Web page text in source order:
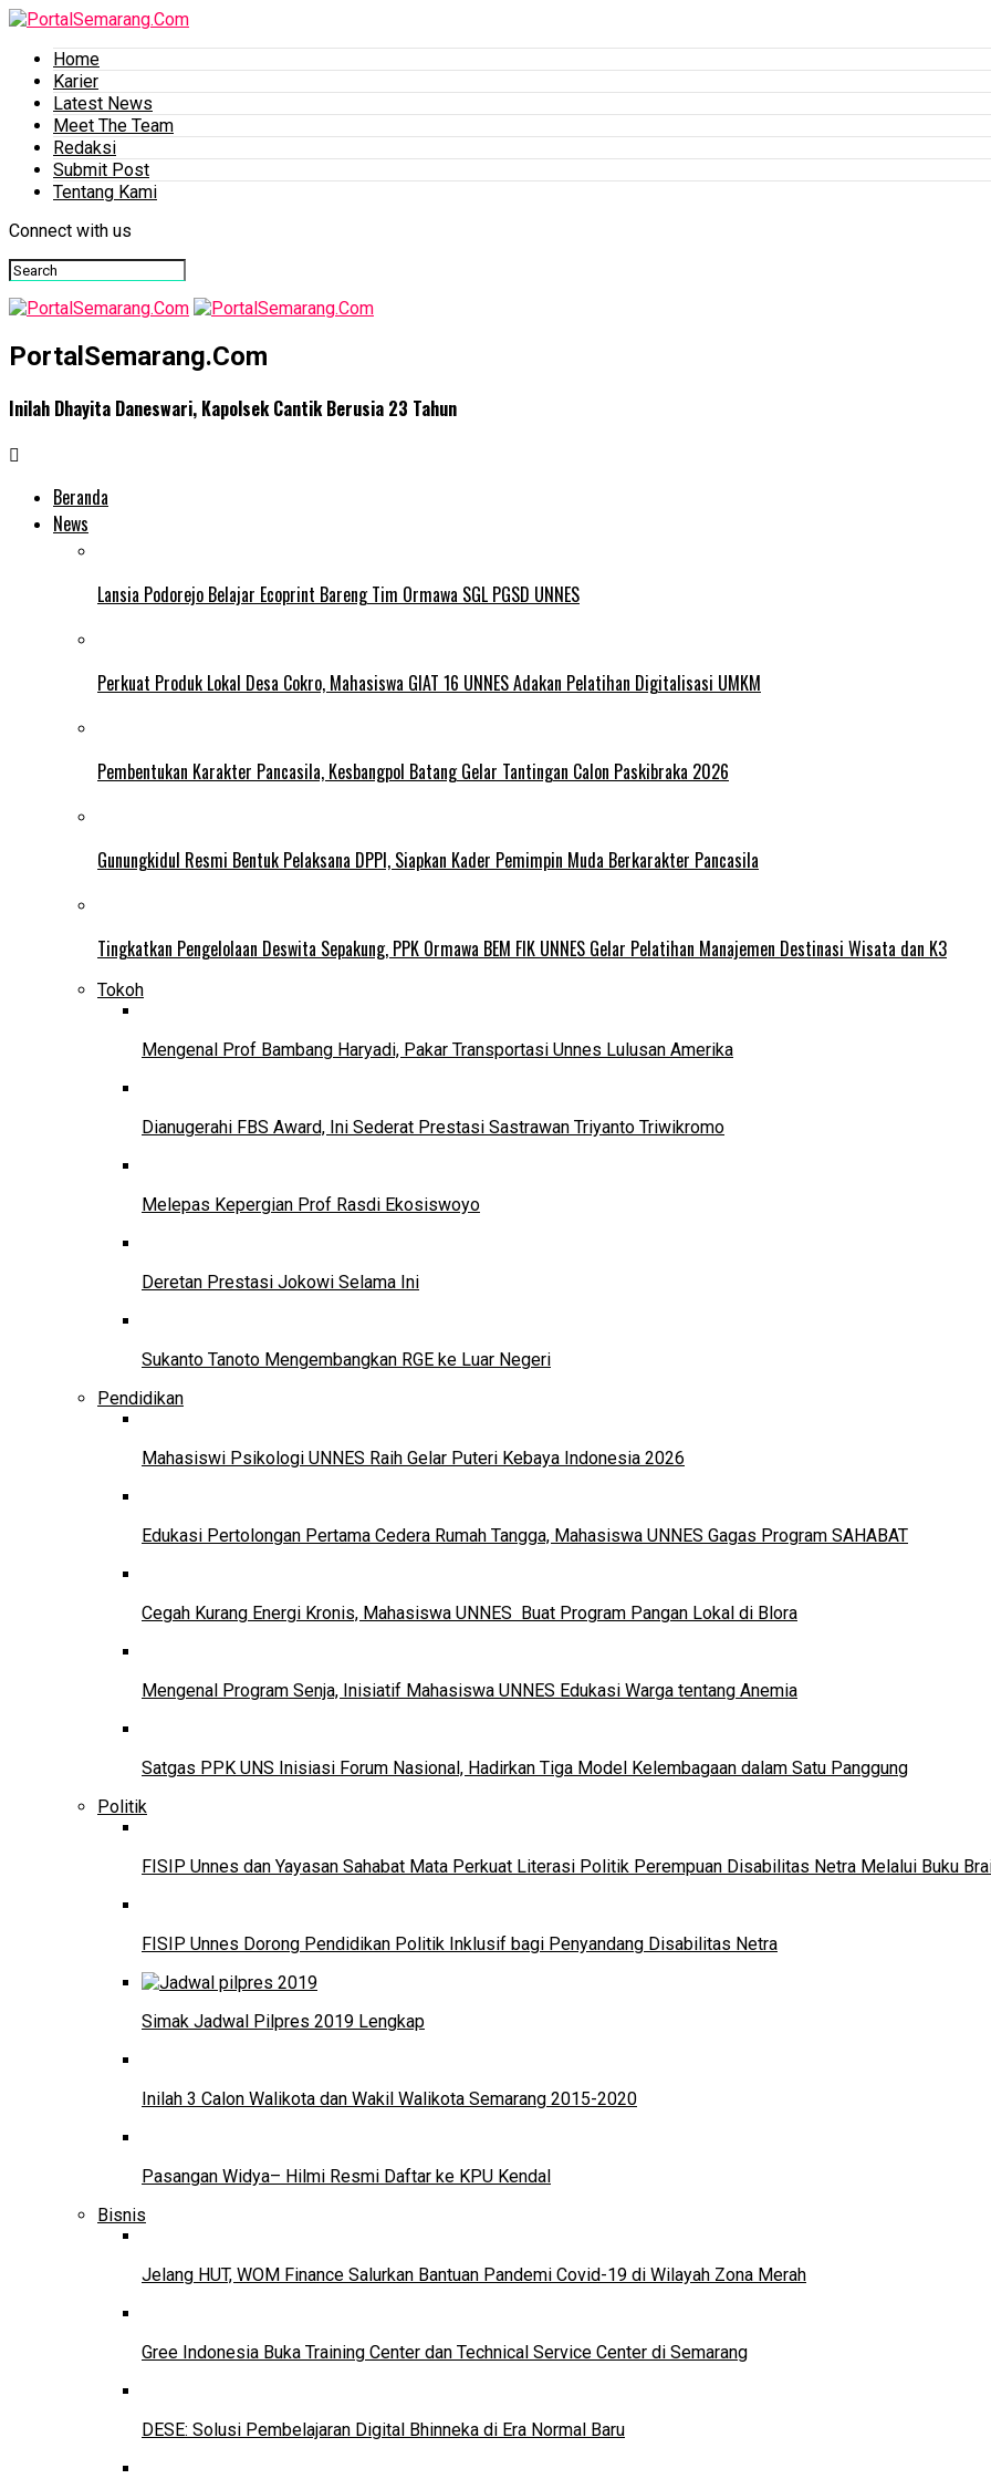
Home
Karier
Latest News
Meet The Team
Redaksi
Submit Post
Tentang Kami
Connect with us
PortalSemarang.Com
Inilah Dhayita Daneswari, Kapolsek Cantik Berusia 23 Tahun
Beranda
News
Lansia Podorejo Belajar Ecoprint Bareng Tim Ormawa SGL PGSD UNNES
Perkuat Produk Lokal Desa Cokro, Mahasiswa GIAT 16 UNNES Adakan Pelatihan Digitalisasi UMKM
Pembentukan Karakter Pancasila, Kesbangpol Batang Gelar Tantingan Calon Paskibraka 2026
Gunungkidul Resmi Bentuk Pelaksana DPPI, Siapkan Kader Pemimpin Muda Berkarakter Pancasila
Tingkatkan Pengelolaan Deswita Sepakung, PPK Ormawa BEM FIK UNNES Gelar Pelatihan Manajemen Destinasi Wisata dan K3
Tokoh
Mengenal Prof Bambang Haryadi, Pakar Transportasi Unnes Lulusan Amerika
Dianugerahi FBS Award, Ini Sederat Prestasi Sastrawan Triyanto Triwikromo
Melepas Kepergian Prof Rasdi Ekosiswoyo
Deretan Prestasi Jokowi Selama Ini
Sukanto Tanoto Mengembangkan RGE ke Luar Negeri
Pendidikan
Mahasiswi Psikologi UNNES Raih Gelar Puteri Kebaya Indonesia 2026
Edukasi Pertolongan Pertama Cedera Rumah Tangga, Mahasiswa UNNES Gagas Program SAHABAT
Cegah Kurang Energi Kronis, Mahasiswa UNNES Buat Program Pangan Lokal di Blora
Mengenal Program Senja, Inisiatif Mahasiswa UNNES Edukasi Warga tentang Anemia
Satgas PPK UNS Inisiasi Forum Nasional, Hadirkan Tiga Model Kelembagaan dalam Satu Panggung
Politik
FISIP Unnes dan Yayasan Sahabat Mata Perkuat Literasi Politik Perempuan Disabilitas Netra Melalui Buku
FISIP Unnes Dorong Pendidikan Politik Inklusif bagi Penyandang Disabilitas Netra
Simak Jadwal Pilpres 2019 Lengkap
Inilah 3 Calon Walikota dan Wakil Walikota Semarang 2015-2020
Pasangan Widya– Hilmi Resmi Daftar ke KPU Kendal
Bisnis
Jelang HUT, WOM Finance Salurkan Bantuan Pandemi Covid-19 di Wilayah Zona Merah
Gree Indonesia Buka Training Center dan Technical Service Center di Semarang
DESE: Solusi Pembelajaran Digital Bhinneka di Era Normal Baru